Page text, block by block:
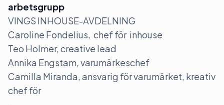
arbetsgrupp
VINGS INHOUSE-AVDELNING
Caroline Fondelius, chef för inhouse
Teo Holmer, creative lead
Annika Engstam, varumärkeschef
Camilla Miranda, ansvarig för varumärket, kreativ
chef för